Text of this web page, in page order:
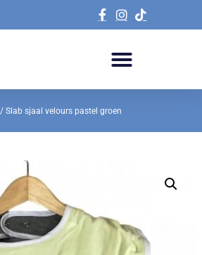
/ Slab sjaal velours pastel groen